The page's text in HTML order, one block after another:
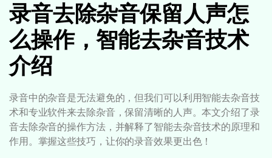
新闻中心
关于万兴
加入我们
帮助中心
客服热线：4000-300624
产品系统
产品功能
AI功能
视频/照片
AI 文本转视频
AI 绘画
AI 视频续写 NEW
解决方案
政企服务
专业创作人群
品牌合作故事
使用教程
文章资讯
其他
帮助中心
产品支持
登录 立即购买
录音去除杂音保留人声怎
么操作，智能去杂音技术
介绍
录音中的杂音是无法避免的，但我们可以利用智能去杂音技
术和专业软件来去除杂音，保留清晰的人声。本文介绍了录
音去除杂音的操作方法，并解释了智能去杂音技术的原理和
作用。掌握这些技巧，让你的录音效果更出色！